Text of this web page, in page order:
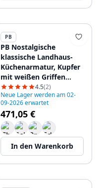
PB
PB Nostalgische
klassische Landhaus-
Küchenarmatur, Kupfer
mit weißen Griffen
12089539144.5(2)
Neue Lager werden am 02-
09-2026 erwartet
471,05 €
In den Warenkorb